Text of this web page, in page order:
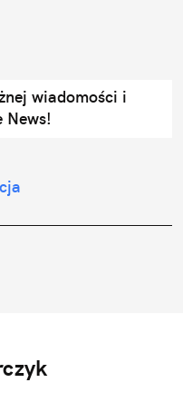
wiadomości i
News!